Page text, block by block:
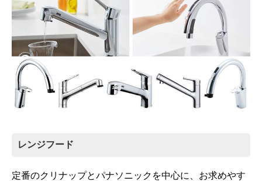
レンジフード
定番のクリナップとパナソニックを中心に、お求めやす